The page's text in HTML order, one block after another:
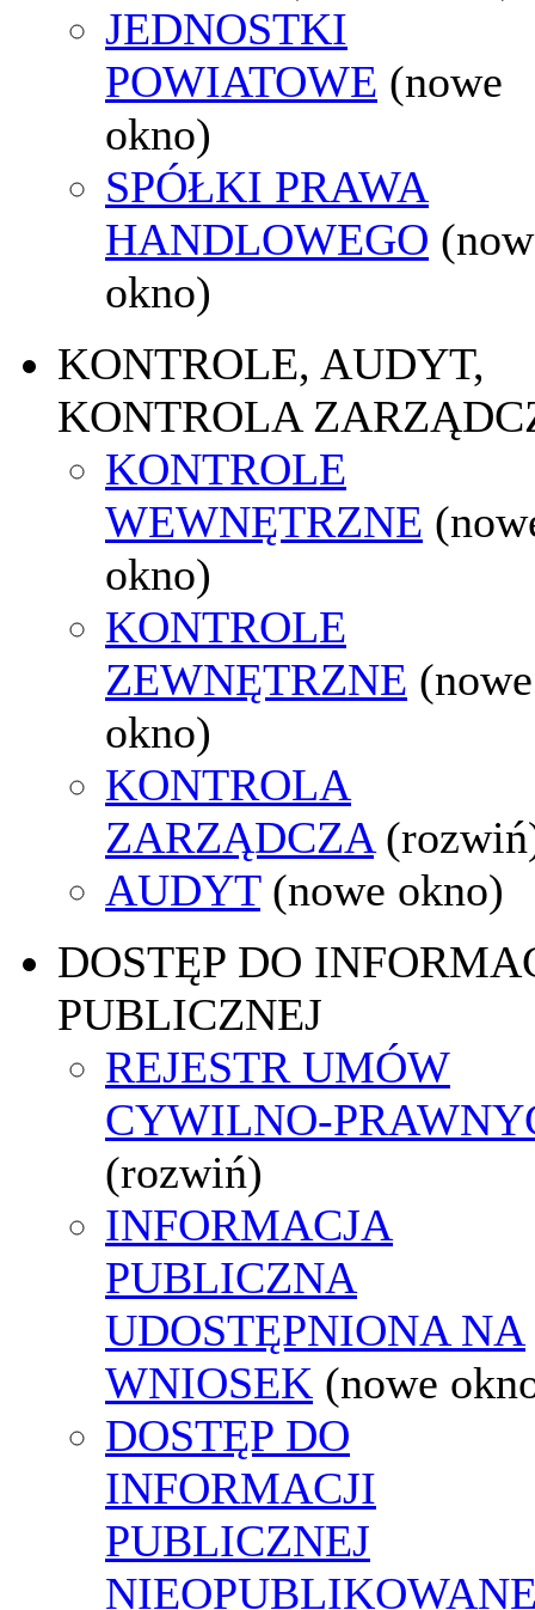
JEDNOSTKI
POWIATOWE (nowe
okno)
SPÓŁKI PRAWA
HANDLOWEGO
okno)
KONTROLE, AUDYT,
KONTROLA
KONTROLE
WEWNĘTRZNE
okno)
KONTROLE
ZEWNĘTRZNE (nowe
okno)
KONTROLA
ZARZĄDCZA
AUDYT (nowe okno)
DOSTĘP DO
PUBLICZNEJ
REJESTR UMÓW
CYWILNO-
(rozwiń)
INFORMACJA
PUBLICZNA
UDOSTĘPNIONA NA
WNIOSEK (nowe
DOSTĘP DO
INFORMACJI
PUBLICZNEJ